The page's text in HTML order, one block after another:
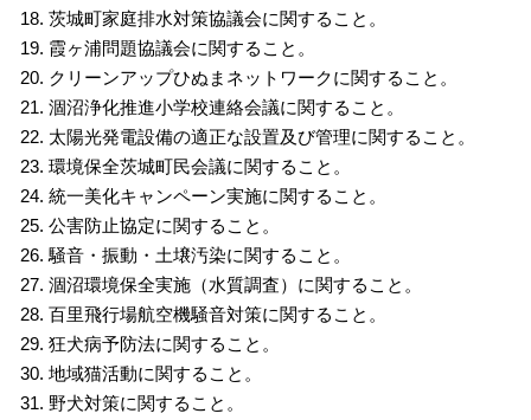
茨城町家庭排水対策協議会に関すること。
霞ヶ浦問題協議会に関すること。
クリーンアップひぬまネットワークに関すること。
涸沼浄化推進小学校連絡会議に関すること。
太陽光発電設備の適正な設置及び管理に関すること。
環境保全茨城町民会議に関すること。
統一美化キャンペーン実施に関すること。
公害防止協定に関すること。
騒音・振動・土壌汚染に関すること。
涸沼環境保全実施（水質調査）に関すること。
百里飛行場航空機騒音対策に関すること。
狂犬病予防法に関すること。
地域猫活動に関すること。
野犬対策に関すること。